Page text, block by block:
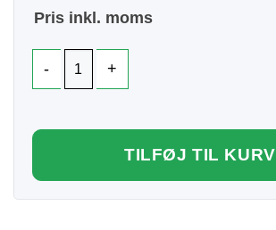
Pris inkl. moms
TILFØJ TIL KURV